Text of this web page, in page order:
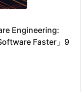
Engineering:
Faster」9